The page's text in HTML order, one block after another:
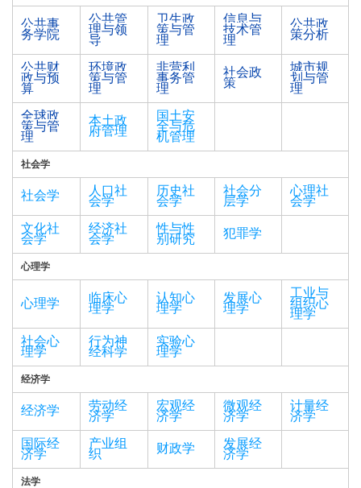
公共事
务学院
公共管
理与领
导
卫生政
策与管
理
信息与
技术管
理
公共政
策分析
公共财
政与预
算
环境政
策与管
理
非营利
事务管
理
社会政
策
城市规
划与管
理
全球政
策与管
理
本土政
府管理
国土安
全与危
机管理
社会学
社会学 人口社
会学
历史社
会学
社会分
层学
心理社
会学
文化社
会学
经济社
会学
性与性
别研究 犯罪学
心理学
心理学 临床心
理学
认知心
理学
发展心
理学
工业与
组织心
理学
社会心
理学
行为神
经科学
实验心
理学
经济学
经济学 劳动经
济学
宏观经
济学
微观经
济学
计量经
济学
国际经
济学
产业组
织 财政学 发展经
济学
法学